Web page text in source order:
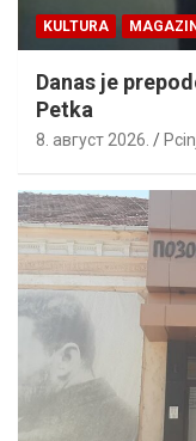
KULTURA
Danas je
Petka
8. август 2026.